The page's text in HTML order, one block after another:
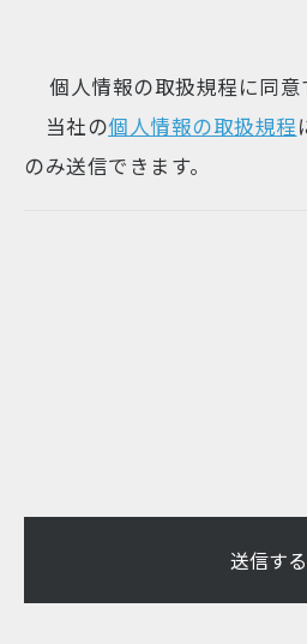
個人情報の取扱規程に同意
当社の個人情報の取扱規程
のみ送信できます。